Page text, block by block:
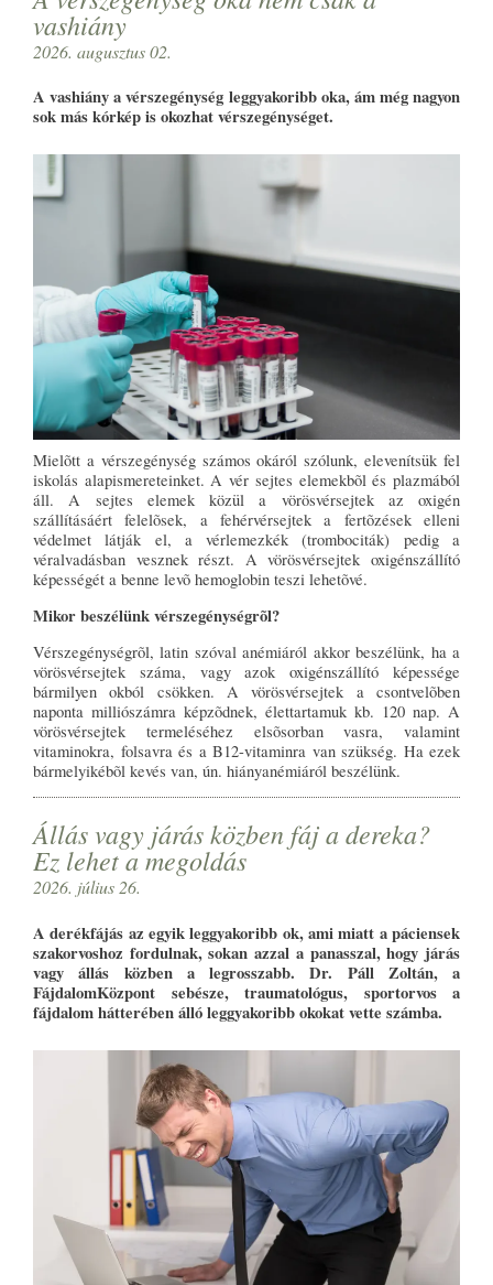
vashiány
2026. augusztus 02.
A vashiány a vérszegénység leggyakoribb oka, ám még nagyon
sok más kórkép is okozhat vérszegénységet.
Mielõtt a vérszegénység számos okáról szólunk, elevenítsük fel
iskolás alapismereteinket. A vér sejtes elemekbõl és plazmából
áll. A sejtes elemek közül a vörösvérsejtek az oxigén
szállításáért felelõsek, a fehérvérsejtek a fertõzések elleni
védelmet látják el, a vérlemezkék (trombociták) pedig a
véralvadásban vesznek részt. A vörösvérsejtek oxigénszállító
képességét a benne levõ hemoglobin teszi lehetõvé.
Mikor beszélünk vérszegénységrõl?
Vérszegénységrõl, latin szóval anémiáról akkor beszélünk, ha a
vörösvérsejtek száma, vagy azok oxigénszállító képessége
bármilyen okból csökken. A vörösvérsejtek a csontvelõben
naponta milliószámra képzõdnek, élettartamuk kb. 120 nap. A
vörösvérsejtek termeléséhez elsõsorban vasra, valamint
vitaminokra, folsavra és a B12-vitaminra van szükség. Ha ezek
bármelyikébõl kevés van, ún. hiányanémiáról beszélünk.
Állás vagy járás közben fáj a dereka?
Ez lehet a megoldás
2026. július 26.
A derékfájás az egyik leggyakoribb ok, ami miatt a páciensek
szakorvoshoz fordulnak, sokan azzal a panasszal, hogy járás
vagy állás közben a legrosszabb. Dr. Páll Zoltán, a
FájdalomKözpont sebésze, traumatológus, sportorvos a
fájdalom hátterében álló leggyakoribb okokat vette számba.